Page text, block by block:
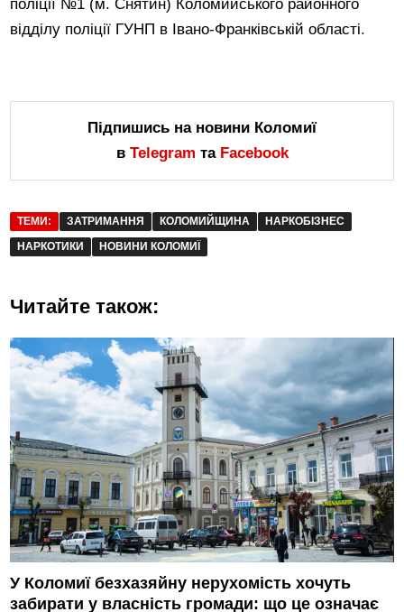
поліції №1 (м. Снятин) Коломийського районного
відділу поліції ГУНП в Івано-Франківській області.
Підпишись на новини Коломиї
в Telegram та Facebook
ТЕМИ: ЗАТРИМАННЯ КОЛОМИЙЩИНА
НАРКОБІЗНЕС
НАРКОТИКИ
НОВИНИ КОЛОМИЇ
Читайте також:
У Коломиї безхазяйну нерухомість хочуть
забирати у власність громади: що це означає